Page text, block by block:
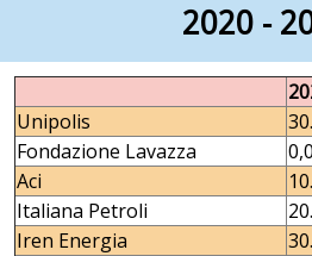
2020 -
Unipolis
Fondazione Lavazza
Aci
Italiana Petroli
Iren Energia